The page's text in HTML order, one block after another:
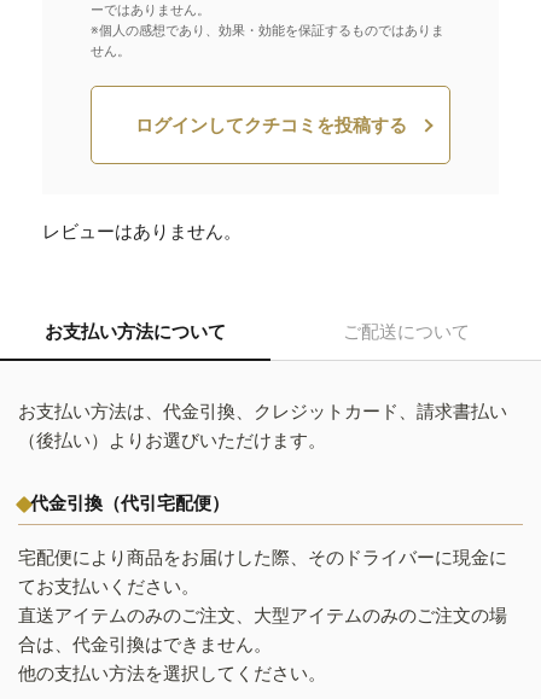
ーではありません。
※個人の感想であり、効果・効能を保証するものではありま
せん。
ログインしてクチコミを投稿する
レビューはありません。
お支払い方法について ご配送について
お支払い方法は、代金引換、クレジットカード、請求書払い
（後払い）よりお選びいただけます。
代金引換（代引宅配便）
宅配便により商品をお届けした際、そのドライバーに現金に
てお支払いください。
直送アイテムのみのご注文、大型アイテムのみのご注文の場
合は、代金引換はできません。
他の支払い方法を選択してください。